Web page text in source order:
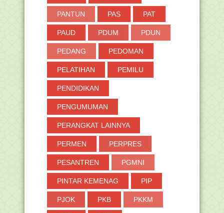
PANTUN PAS PAT
PAUD PDUM PDUN
PEDANG PEDOMAN
PELATIHAN PEMILU
PENDIDIKAN
PENGUMUMAN
PERANGKAT LAINNYA
PERMEN PERPRES
PESANTREN PGMNI
PINTAR KEMENAG PIP
PJOK PKB PKKM